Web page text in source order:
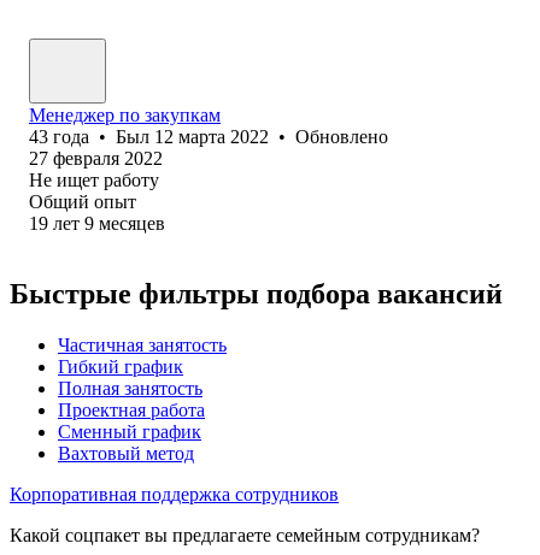
Менеджер по закупкам
43 года • Был 12 марта 2022 • Обновлено
27 февраля 2022
Не ищет работу
Общий опыт
19 лет 9 месяцев
Быстрые фильтры подбора вакансий
Частичная занятость
Гибкий график
Полная занятость
Проектная работа
Сменный график
Вахтовый метод
Корпоративная поддержка сотрудников
Какой соцпакет вы предлагаете семейным сотрудникам?